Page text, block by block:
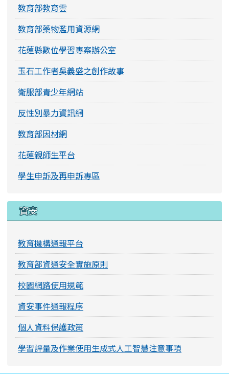
教育部教育雲
教育部藥物濫用資源網
花蓮縣數位學習專案辦公室
玉石工作者吳義盛之創作故事
衛服部青少年網站
反性別暴力資訊網
教育部因材網
花蓮親師生平台
學生申訴及再申訴專區
資安
教育機構通報平台
教育部資通安全實施原則
校園網路使用規範
資安事件通報程序
個人資料保護政策
學習評量及作業使用生成式人工智慧注意事項